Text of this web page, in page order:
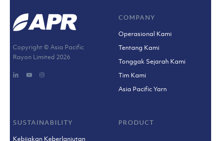
Copyright © Asia Pacific
Rayon Limited 2026
COMPANY
Operasional Kami
Tentang Kami
Tonggak Sejarah Kami
Tim Kami
Asia Pacific Yarn
SUSTAINABILITY
Kebijakan Keberlanjutan
PRODUCT